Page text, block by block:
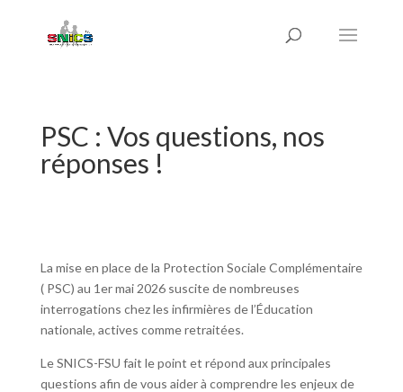
PSC : Vos questions, nos
réponses !
La mise en place de la Protection Sociale Complémentaire
( PSC) au 1er mai 2026 suscite de nombreuses
interrogations chez les infirmières de l’Éducation
nationale, actives comme retraitées.
Le SNICS-FSU fait le point et répond aux principales
questions afin de vous aider à comprendre les enjeux de